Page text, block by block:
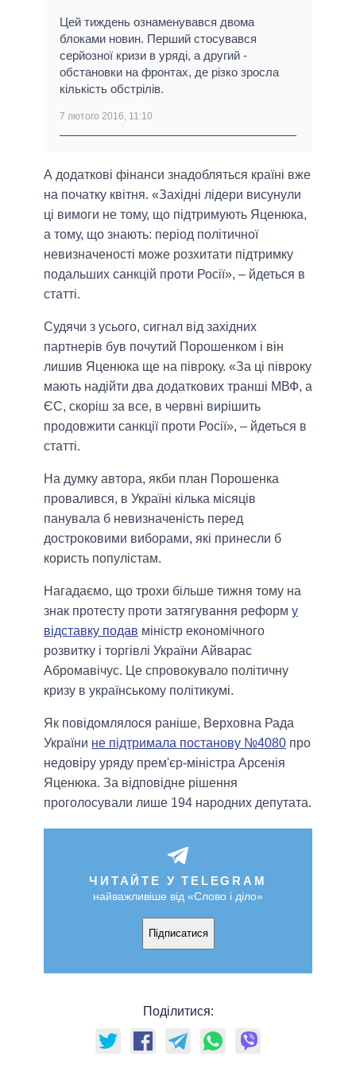
Цей тиждень ознаменувався двома
блоками новин. Перший стосувався
серйозної кризи в уряді, а другий -
обстановки на фронтах, де різко зросла
кількість обстрілів.
7 лютого 2016, 11:10
А додаткові фінанси знадобляться країні вже
на початку квітня. «Західні лідери висунули
ці вимоги не тому, що підтримують Яценюка,
а тому, що знають: період політичної
невизначеності може розхитати підтримку
подальших санкцій проти Росії», – йдеться в
статті.
Судячи з усього, сигнал від західних
партнерів був почутий Порошенком і він
лишив Яценюка ще на півроку. «За ці півроку
мають надійти два додаткових транші МВФ, а
ЄС, скоріш за все, в червні вирішить
продовжити санкції проти Росії», – йдеться в
статті.
На думку автора, якби план Порошенка
провалився, в Україні кілька місяців
панувала б невизначеність перед
достроковими виборами, які принесли б
користь популістам.
Нагадаємо, що трохи більше тижня тому на
знак протесту проти затягування реформ у
відставку подав міністр економічного
розвитку і торгівлі України Айварас
Абромавічус. Це спровокувало політичну
кризу в українському політикумі.
Як повідомлялося раніше, Верховна Рада
України не підтримала постанову №4080 про
недовіру уряду прем'єр-міністра Арсенія
Яценюка. За відповідне рішення
проголосували лише 194 народних депутата.
ЧИТАЙТЕ У TELEGRAM
найважливіше від «Слово і діло»
Підписатися
Поділитися: